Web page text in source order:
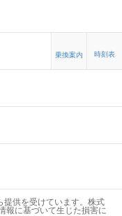
乗換案内 時刻表
供を受けています。株式
報に基づいて生じた損害に